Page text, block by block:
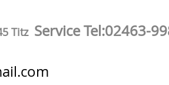
Titz Service Tel:02463-